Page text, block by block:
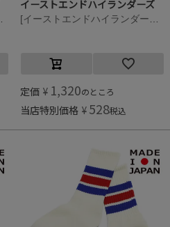
イーストエンドハイランダーズ
定価 ¥ 1,320のところ
当店特別価格 ¥ 528税込